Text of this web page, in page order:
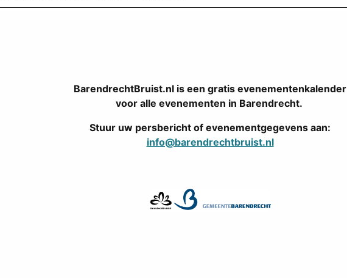
BarendrechtBruist.nl is een gratis evenementenkalender
voor alle evenementen in Barendrecht.
Stuur uw persbericht of evenementgegevens aan:
info@barendrechtbruist.nl